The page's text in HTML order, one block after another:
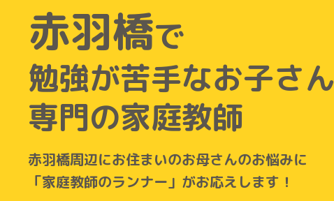
赤羽橋で
勉強が苦手なお子さん
専門の家庭教師
赤羽橋周辺にお住まいのお母さんのお悩みに
「家庭教師のランナー」がお応えします！